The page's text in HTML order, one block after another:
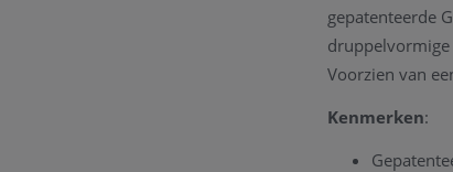
gepatenteerde
druppelvormige
Voorzien van
Kenmerken: